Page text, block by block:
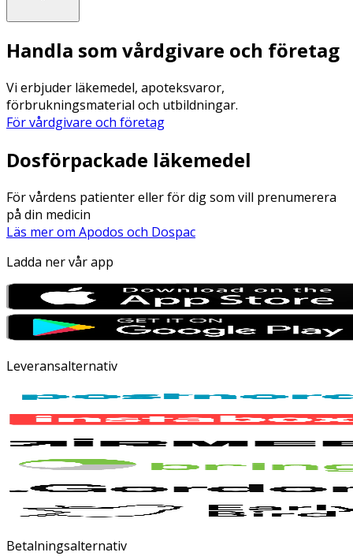
Handla som vårdgivare och företag
Vi erbjuder läkemedel, apoteksvaror,
förbrukningsmaterial och utbildningar.
För vårdgivare och företag
Dosförpackade läkemedel
För vårdens patienter eller för dig som vill prenumerera
på din medicin
Läs mer om Apodos och Dospac
Ladda ner vår app
Leveransalternativ
Betalningsalternativ